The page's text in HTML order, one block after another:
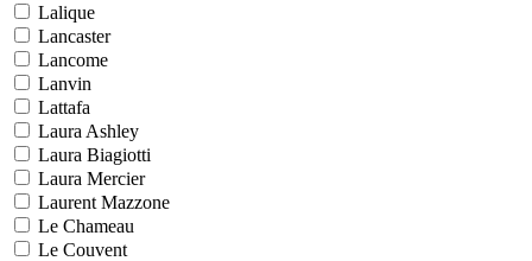
Lalique
Lancaster
Lancome
Lanvin
Lattafa
Laura Ashley
Laura Biagiotti
Laura Mercier
Laurent Mazzone
Le Chameau
Le Couvent